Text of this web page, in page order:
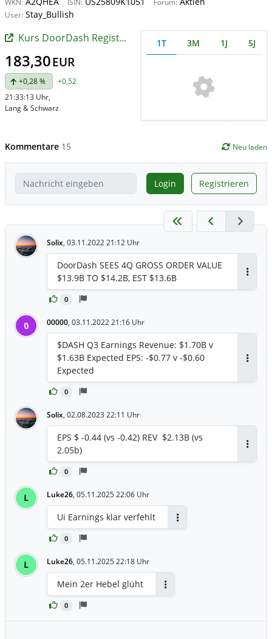
WKN: ISIN: Forum:
User: Stay_Bullish
Kurs DoorDash Registered (A)
183,30EUR
+0,28 %
+0,52
21:33:13 Uhr,
Lang & Schwarz
1T 3M 1J 5J
Kommentare 15 Neu laden
Login Registrieren
Solix, 03.11.2022 21:12 Uhr
0
DoorDash SEES 4Q GROSS ORDER VALUE
$13.9B TO $14.2B, EST $13.6B
0 00000, 03.11.2022 21:16 Uhr
0
$DASH Q3 Earnings Revenue: $1.70B v
$1.63B Expected EPS: -$0.77 v -$0.60
Expected
Solix, 02.08.2023 22:11 Uhr
0
EPS $ -0.44 (vs -0.42) REV $2.13B (vs
2.05b)
L Luke26, 05.11.2025 22:06 Uhr
0
Ui Earnings klar verfehlt
L Luke26, 05.11.2025 22:18 Uhr
0
Mein 2er Hebel glüht